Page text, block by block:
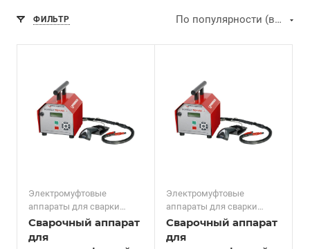
ФИЛЬТР По популярности (возрастание)
Электромуфтовые
аппараты для сварки
фитингов
Сварочный аппарат
для
Электромуфтовые
аппараты для сварки
фитингов
Сварочный аппарат
для